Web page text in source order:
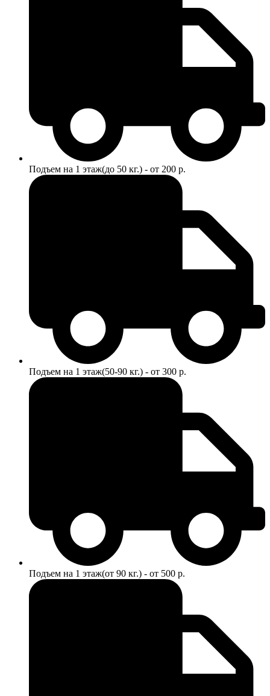
Подъем на 1 этаж(до 50 кг.) - от 200 р.
Подъем на 1 этаж(50-90 кг.) - от 300 р.
Подъем на 1 этаж(от 90 кг.) - от 500 р.